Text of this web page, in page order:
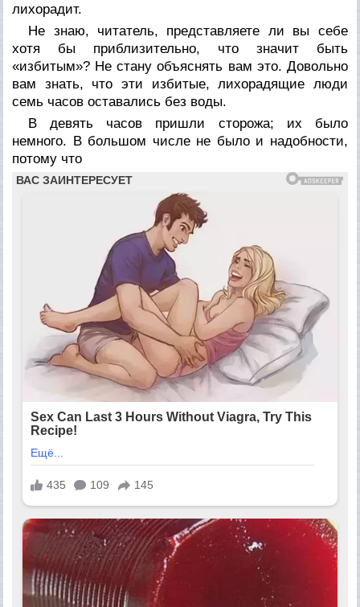
лихорадит.
Не знаю, читатель, представляете ли вы себе
хотя бы приблизительно, что значит быть
«избитым»? Не стану объяснять вам это. Довольно
вам знать, что эти избитые, лихорадящие люди
семь часов оставались без воды.
В девять часов пришли сторожа; их было
немного. В большом числе не было и надобности,
потому что